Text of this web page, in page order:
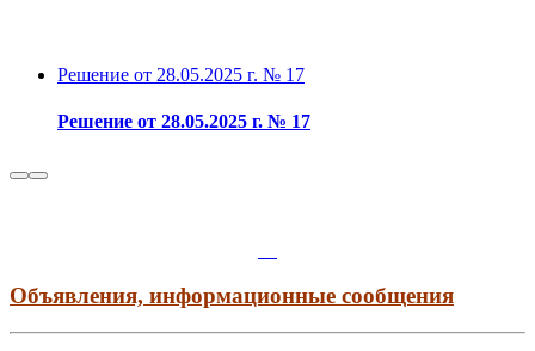
Решение от 28.05.2025 г. № 17
Решение от 28.05.2025 г. № 17
Объявления, информационные сообщения